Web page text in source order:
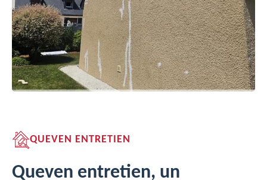
QUEVEN ENTRETIEN
Queven entretien, un